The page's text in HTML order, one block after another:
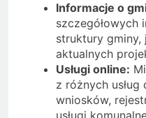
Informacje o
szczegółowych
struktury gminy,
aktualnych
Usługi online:
z różnych usług
wniosków,